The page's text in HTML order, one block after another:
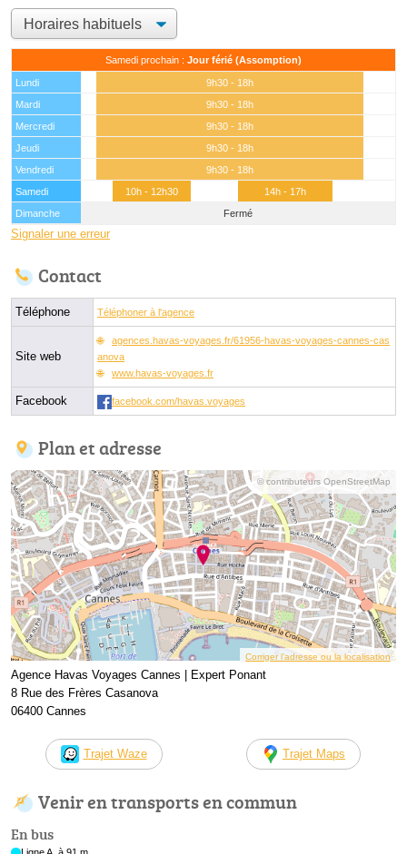
Samedi prochain : Jour férié (Assomption)
Lundi
9h30 - 18h
Mardi
9h30 - 18h
Mercredi
9h30 - 18h
Jeudi
9h30 - 18h
Vendredi
9h30 - 18h
Samedi
10h - 12h30
14h - 17h
Dimanche
Fermé
Signaler une erreur
Contact
Téléphone Téléphoner à l'agence
Site web
agences.havas-voyages.fr/61956-havas-voyages-cannes-cas
anova
www.havas-voyages.fr
Facebook facebook.com/havas.voyages
Plan et adresse
© contributeurs OpenStreetMap
Corriger l’adresse ou la localisation
Agence Havas Voyages Cannes | Expert Ponant
8 Rue des Frères Casanova
06400 Cannes
Trajet Waze Trajet Maps
Venir en transports en commun
En bus